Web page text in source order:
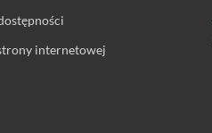
internetowej